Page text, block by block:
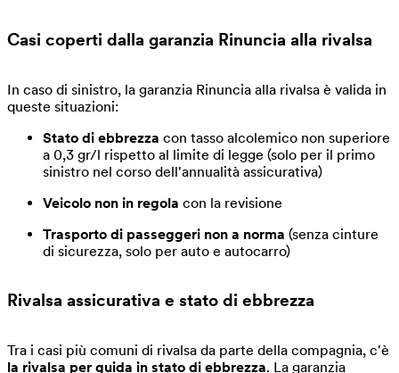
Casi coperti dalla garanzia Rinuncia alla rivalsa
In caso di sinistro, la garanzia Rinuncia alla rivalsa è valida in
queste situazioni:
Stato di ebbrezza con tasso alcolemico non superiore
a 0,3 gr/l rispetto al limite di legge (solo per il primo
sinistro nel corso dell'annualità assicurativa)
Veicolo non in regola con la revisione
Trasporto di passeggeri non a norma (senza cinture
di sicurezza, solo per auto e autocarro)
Rivalsa assicurativa e stato di ebbrezza
Tra i casi più comuni di rivalsa da parte della compagnia, c'è
la rivalsa per guida in stato di ebbrezza. La garanzia